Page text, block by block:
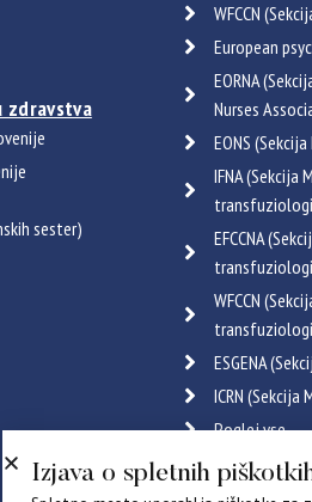
zdravstva
sester)
WFCCN
European
EORNA
Nurses
EONS
IFNA
EFCCNA
WFCCN
ESGENA
ICRN
Poglej vse
Certifikati
Izjava o spletnih